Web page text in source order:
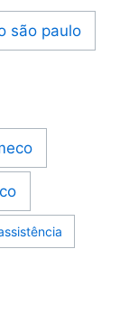
são paulo